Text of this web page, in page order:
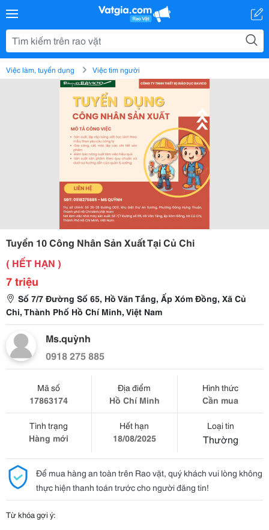
Việc làm, tuyển dụng Việc tìm người
Tuyển 10 Công Nhân Sản Xuất Tại Củ Chi
( HẾT HẠN )
7 triệu
Số 7/7 Đường Số 65, Hồ Văn Tắng, Ấp Xóm Đồng, Xã Củ
Chi, Thành Phố Hồ Chí Minh, Việt Nam
Ms.quỳnh
0918 275 885
Mã số
17863174
Địa điểm
Hồ Chí Minh
Hình thức
Cần mua
Tình trạng
Hàng mới
Hết hạn
18/08/2025
Loại tin
Thường
Để mua hàng an toàn trên Rao vặt, quý khách vui lòng không
thực hiện thanh toán trước cho người đăng tin!
Từ khóa gợi ý: